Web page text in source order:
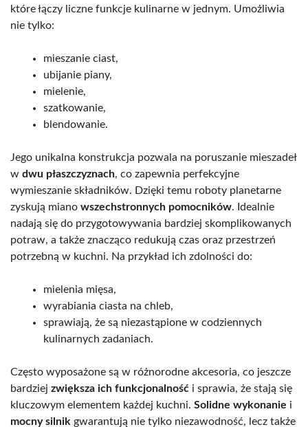
które łączy liczne funkcje kulinarne w jednym. Umożliwia
nie tylko:
mieszanie ciast,
ubijanie piany,
mielenie,
szatkowanie,
blendowanie.
Jego unikalna konstrukcja pozwala na poruszanie mieszadeł
w dwu płaszczyznach, co zapewnia perfekcyjne
wymieszanie składników. Dzięki temu roboty planetarne
zyskują miano wszechstronnych pomocników. Idealnie
nadają się do przygotowywania bardziej skomplikowanych
potraw, a także znacząco redukują czas oraz przestrzeń
potrzebną w kuchni. Na przykład ich zdolności do:
mielenia mięsa,
wyrabiania ciasta na chleb,
sprawiają, że są niezastąpione w codziennych
kulinarnych zadaniach.
Często wyposażone są w różnorodne akcesoria, co jeszcze
bardziej zwiększa ich funkcjonalność i sprawia, że stają się
kluczowym elementem każdej kuchni. Solidne wykonanie i
mocny silnik gwarantują nie tylko niezawodność, lecz także